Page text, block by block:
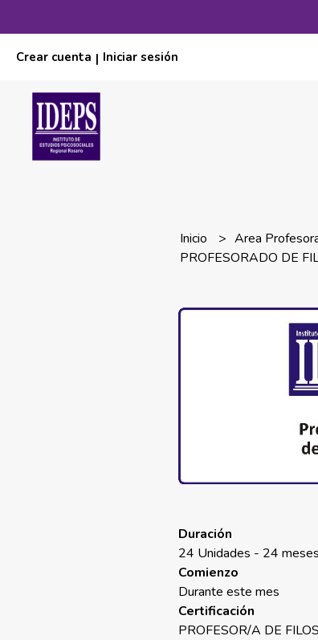
Crear cuenta | Iniciar sesión
Inicio
Area
PROFESORADO DE
Duración
24 Unidades - 24
Comienzo
Durante este mes
Certificación
PROFESOR/A DE